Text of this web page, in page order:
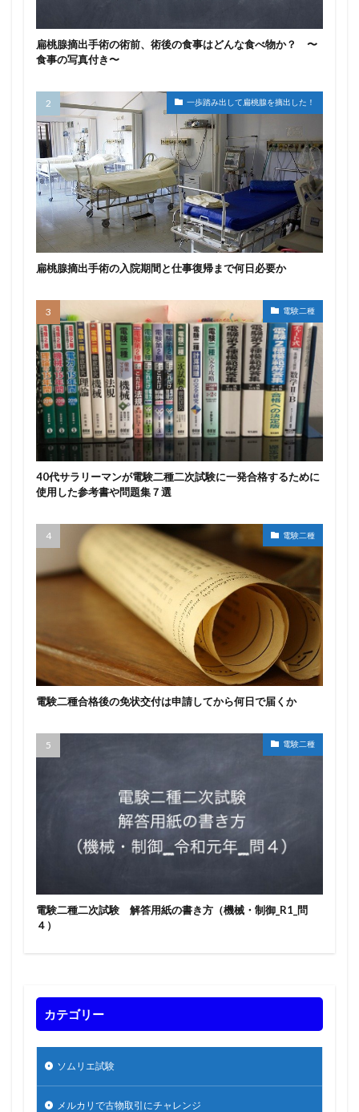
扁桃腺摘出手術の術前、術後の食事はどんな食べ物か？ 〜
食事の写真付き〜
一歩踏み出して扁桃腺を摘出した！
扁桃腺摘出手術の入院期間と仕事復帰まで何日必要か
電験二種
40代サラリーマンが電験二種二次試験に一発合格するために
使用した参考書や問題集７選
電験二種
電験二種合格後の免状交付は申請してから何日で届くか
電験二種
電験二種二次試験 解答用紙の書き方（機械・制御_R1_問
４）
カテゴリー
ソムリエ試験
メルカリで古物取引にチャレンジ